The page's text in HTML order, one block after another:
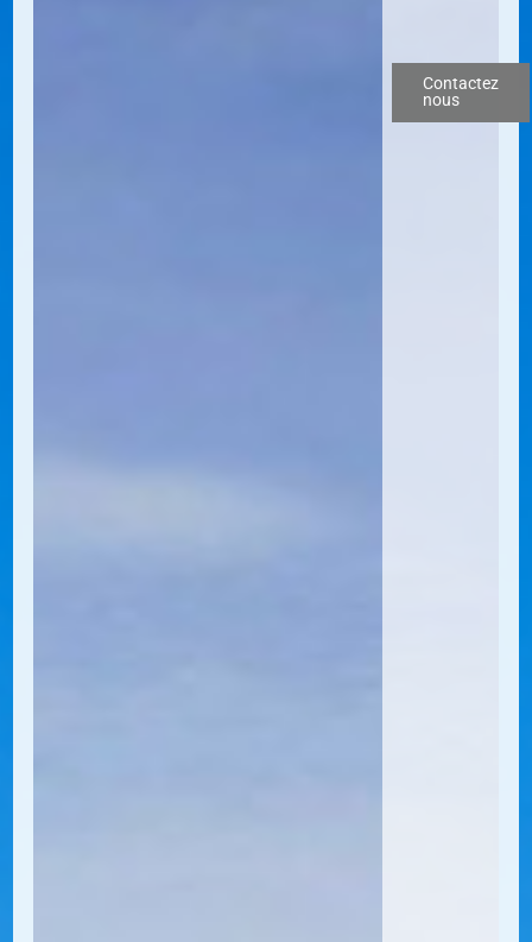
Contactez
nous